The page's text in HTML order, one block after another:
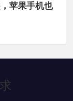
苹果手机也